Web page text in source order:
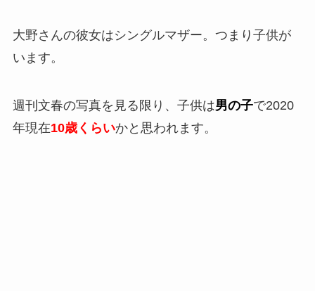
大野さんの彼女はシングルマザー。つまり子供が
います。
週刊文春の写真を見る限り、子供は男の子で2020
年現在10歳くらいかと思われます。